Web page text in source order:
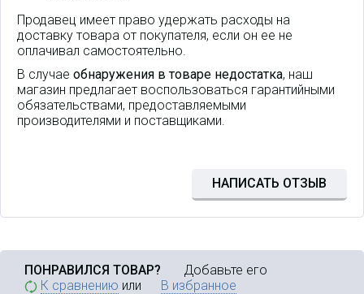
Продавец имеет право удержать расходы на
доставку товара от покупателя, если он ее не
оплачивал самостоятельно.
В случае обнаружения в товаре недостатка, наш
магазин предлагает воспользоваться гарантийными
обязательствами, предоставляемыми
производителями и поставщиками.
НАПИСАТЬ ОТЗЫВ
ПОНРАВИЛСЯ ТОВАР? Добавьте его
К сравнению или В избранное
RB5009UG+S+IN. Но в отличие
от предыдущей модели
поддерживает PoE-In / PoE-Out
на всех восьми портах Ethernet.
компактном форм-факторе из
возможных.